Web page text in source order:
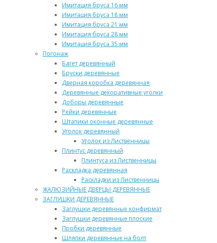
Имитация бруса 16 мм
Имитация бруса 18 мм
Имитация бруса 21 мм
Имитация бруса 28 мм
Имитация бруса 35 мм
Погонаж
Багет деревянный
Бруски деревянные
Дверная коробка деревянная
Деревянные декоративные уголки
Доборы деревянные
Рейки деревянные
Штапики оконные деревянные
Уголок деревянный
Уголок из Лиственницы
Плинтус деревянный
Плинтуса из Лиственницы
Раскладка деревянная
Раскладки из Лиственницы
ЖАЛЮЗИЙНЫЕ ДВЕРЦЫ ДЕРЕВЯННЫЕ
ЗАГЛУШКИ ДЕРЕВЯННЫЕ
Заглушки деревянные конфирмат
Заглушки деревянные плоские
Пробки деревянные
Шляпки деревянные на болт